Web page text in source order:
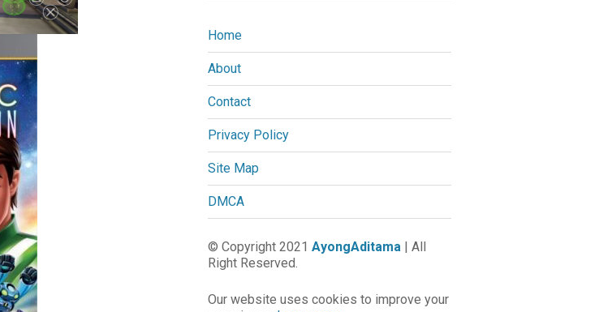
Home
About
Contact
Privacy Policy
Site Map
DMCA
© Copyright 2021 AyongAditama | All
Right Reserved.
Our website uses cookies to improve your